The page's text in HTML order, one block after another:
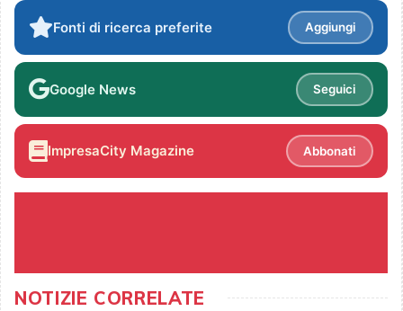
Fonti di ricerca preferite Aggiungi
Google News Seguici
ImpresaCity Magazine Abbonati
NOTIZIE CORRELATE